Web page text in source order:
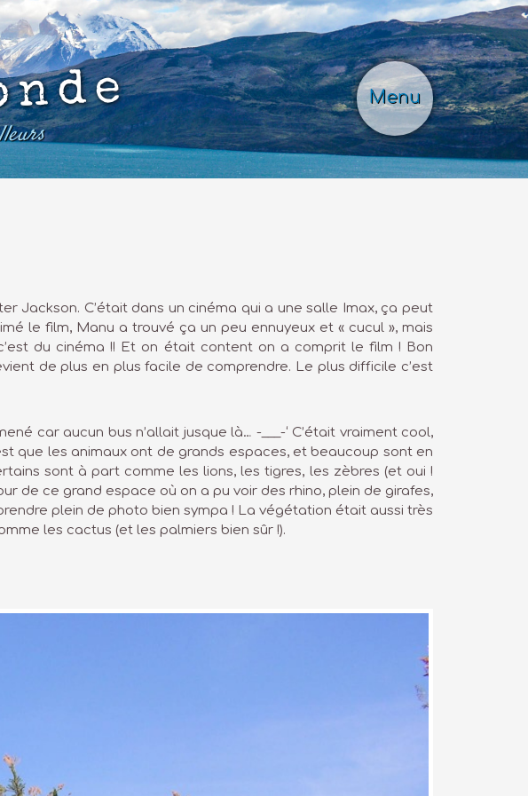
Menu
Jackson. C’était dans un cinéma qui a une salle Imax, ça peut
le film, Manu a trouvé ça un peu ennuyeux et « cucul », mais
du cinéma !! Et on était content on a comprit le film ! Bon
de plus en plus facile de comprendre. Le plus difficile c’est
car aucun bus n’allait jusque là… -___-‘ C’était vraiment cool,
que les animaux ont de grands espaces, et beaucoup sont en
sont à part comme les lions, les tigres, les zèbres (et oui !
de ce grand espace où on a pu voir des rhino, plein de girafes,
plein de photo bien sympa ! La végétation était aussi très
les cactus (et les palmiers bien sûr !).